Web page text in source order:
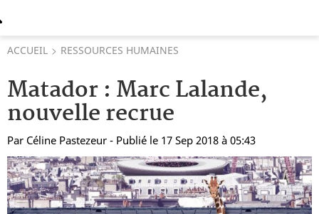
ACCUEIL RESSOURCES HUMAINES
Matador : Marc Lalande,
nouvelle recrue
Par Céline Pastezeur - Publié le 17 Sep 2018 à 05:43